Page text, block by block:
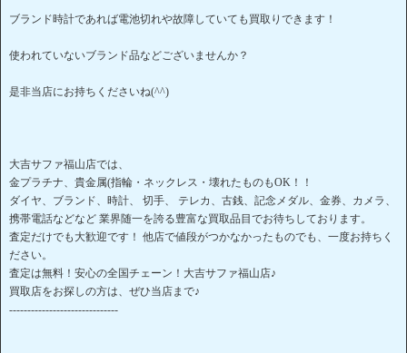
ブランド時計であれば電池切れや故障していても買取りできます！
使われていないブランド品などございませんか？
是非当店にお持ちくださいね(^^)
大吉サファ福山店では、
金プラチナ、貴金属(指輪・ネックレス・壊れたものもOK！！
ダイヤ、ブランド、時計、 切手、 テレカ、古銭、記念メダル、金券、カメラ、
携帯電話などなど 業界随一を誇る豊富な買取品目でお待ちしております。
査定だけでも大歓迎です！ 他店で値段がつかなかったものでも、一度お持ちく
ださい。
査定は無料！安心の全国チェーン！大吉サファ福山店♪
買取店をお探しの方は、ぜひ当店まで♪
------------------------------